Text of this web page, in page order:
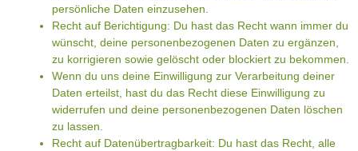
persönliche Daten einzusehen.
Recht auf Berichtigung: Du hast das Recht wann immer du
wünscht, deine personenbezogenen Daten zu ergänzen,
zu korrigieren sowie gelöscht oder blockiert zu bekommen.
Wenn du uns deine Einwilligung zur Verarbeitung deiner
Daten erteilst, hast du das Recht diese Einwilligung zu
widerrufen und deine personenbezogenen Daten löschen
zu lassen.
Recht auf Datenübertragbarkeit: Du hast das Recht, alle